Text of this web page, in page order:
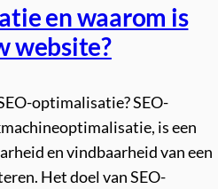
en waarom is
website?
optimalisatie? SEO-
is een
en vindbaarheid van een
Het doel van SEO-